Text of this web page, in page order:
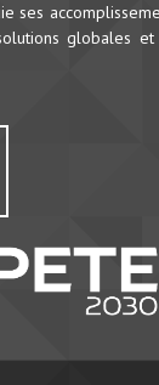
ses
globales